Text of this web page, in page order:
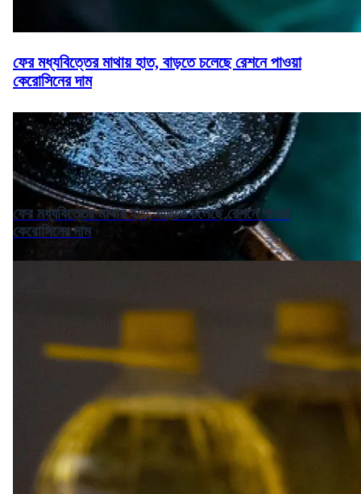
ফের মধ্যবিত্তের মাথায় হাত, বাড়তে চলেছে রেশনে পাওয়া
কেরোসিনের দাম
ফের মধ্যবিত্তের মাথায় হাত, বাড়তে চলেছে রেশনে পাওয়া
কেরোসিনের দাম